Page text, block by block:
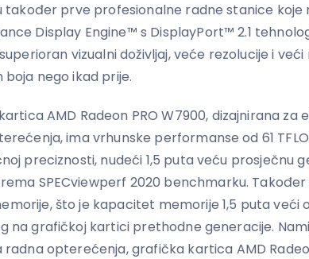
također prve profesionalne radne stanice koje
Display Engine™ s DisplayPort™ 2.1
vizualni doživljaj, veće rezolucije i
boja nego ikad prije.
AMD Radeon PRO W7900, dizajnirana za
ima vrhunske performanse od 61
preciznosti, nudeći 1,5 puta veću prosječnu
SPECviewperf 2020 benchmarku. Također
što je kapacitet memorije 1,5 puta veći
na grafičkoj kartici prethodne generacije.
radna opterećenja, grafička kartica AMD